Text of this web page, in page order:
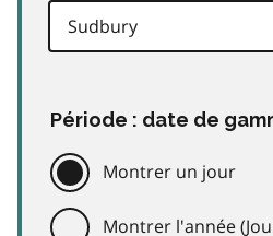
Période : date de
Montrer un jour
Montrer l'année